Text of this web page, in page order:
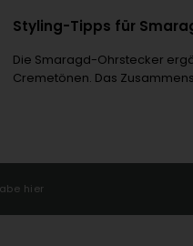
Styling-Tipps für
Die Smaragd-Ohrstecker
Cremetönen. Das
hier